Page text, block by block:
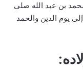
محمد بن عبد الله صلى
يوم الدين والحمد